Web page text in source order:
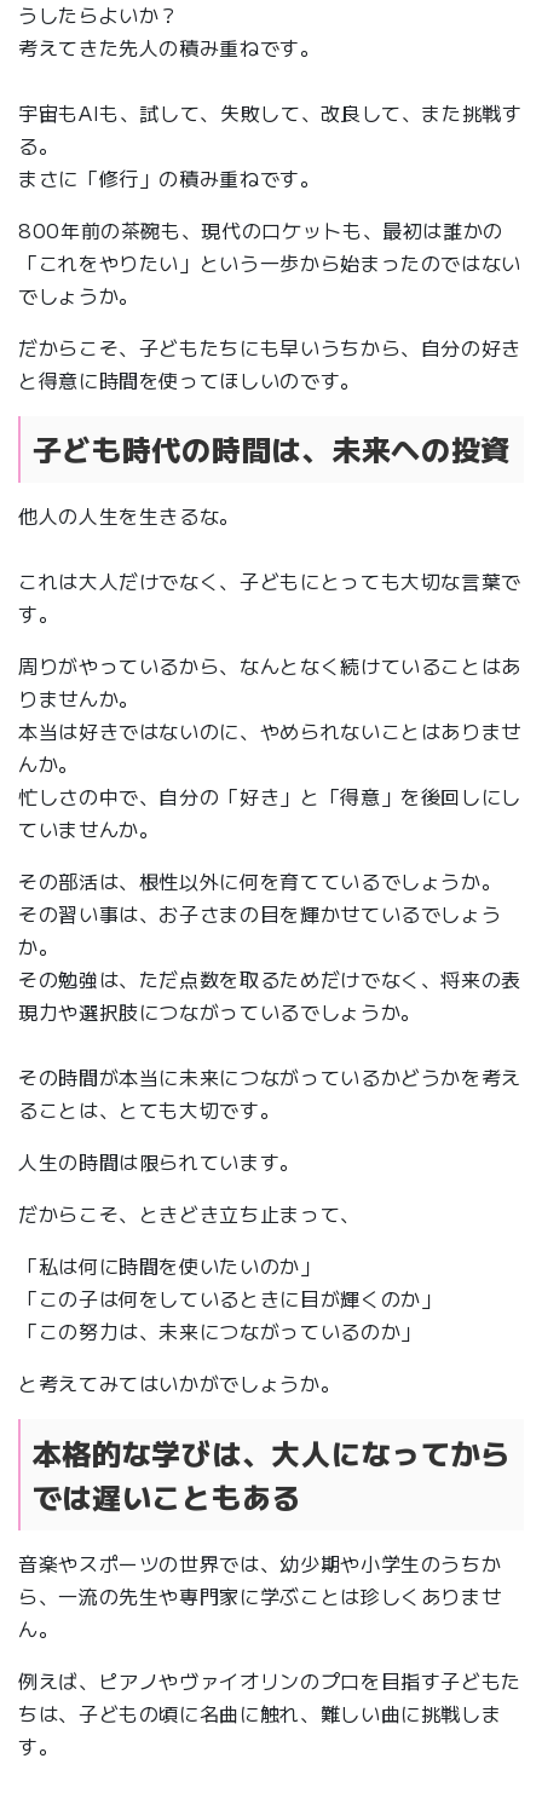
うしたらよいか？
考えてきた先人の積み重ねです。
宇宙もAIも、試して、失敗して、改良して、また挑戦す
る。
まさに「修行」の積み重ねです。
800年前の茶碗も、現代のロケットも、最初は誰かの
「これをやりたい」という一歩から始まったのではない
でしょうか。
だからこそ、子どもたちにも早いうちから、自分の好き
と得意に時間を使ってほしいのです。
子ども時代の時間は、未来への投資
他人の人生を生きるな。
これは大人だけでなく、子どもにとっても大切な言葉で
す。
周りがやっているから、なんとなく続けていることはあ
りませんか。
本当は好きではないのに、やめられないことはありませ
んか。
忙しさの中で、自分の「好き」と「得意」を後回しにし
ていませんか。
その部活は、根性以外に何を育てているでしょうか。
その習い事は、お子さまの目を輝かせているでしょう
か。
その勉強は、ただ点数を取るためだけでなく、将来の表
現力や選択肢につながっているでしょうか。
その時間が本当に未来につながっているかどうかを考え
ることは、とても大切です。
人生の時間は限られています。
だからこそ、ときどき立ち止まって、
「私は何に時間を使いたいのか」
「この子は何をしているときに目が輝くのか」
「この努力は、未来につながっているのか」
と考えてみてはいかがでしょうか。
本格的な学びは、大人になってから
では遅いこともある
音楽やスポーツの世界では、幼少期や小学生のうちか
ら、一流の先生や専門家に学ぶことは珍しくありませ
ん。
例えば、ピアノやヴァイオリンのプロを目指す子どもた
ちは、子どもの頃に名曲に触れ、難しい曲に挑戦しま
す。